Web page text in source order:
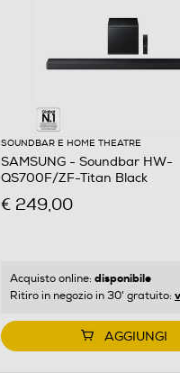
SOUNDBAR E HOME THEATRE
SAMSUNG - Soundbar HW-
QS700F/ZF-Titan Black
€ 249,00
Acquisto online: disponibile
Ritiro in negozio in 30' gratuito:
AGGIUNGI